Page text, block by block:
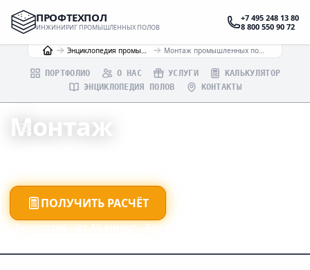
ПРОФТЕХПОЛ
ИНЖИНИРИГ ПРОМЫШЛЕННЫХ ПОЛОВ
+7 495 248 13 80
8 800 550 90 72
ПОРТФОЛИО О НАС УСЛУГИ
КАЛЬКУЛЯТОР
ЭНЦИКЛОПЕДИЯ ПОЛОВ
КОНТАКТЫ
Монтаж
ПОЛУЧИТЬ РАСЧЁТ
Бесплатно · от 15 минут · Без навязывания